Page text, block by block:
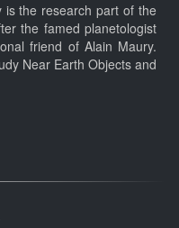
is the research part of the
the famed planetologist
friend of Alain Maury.
Near Earth Objects and